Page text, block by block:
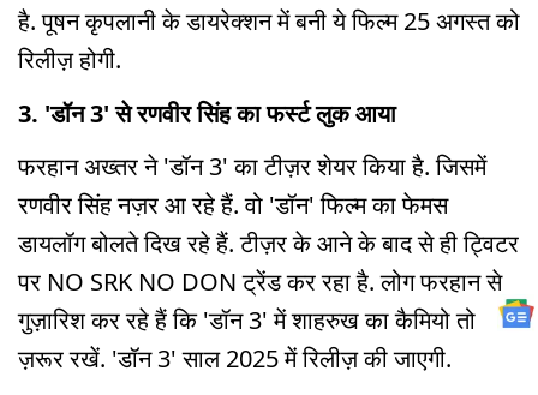
है. पूषन कृपलानी के डायरेक्शन में बनी ये फिल्म 25 अगस्त को
रिलीज़ होगी.
3. 'डॉन 3' से रणवीर सिंह का फर्स्ट लुक आया
फरहान अख्तर ने 'डॉन 3' का टीज़र शेयर किया है. जिसमें
रणवीर सिंह नज़र आ रहे हैं. वो 'डॉन' फिल्म का फेमस
डायलॉग बोलते दिख रहे हैं. टीज़र के आने के बाद से ही ट्विटर
पर NO SRK NO DON ट्रेंड कर रहा है. लोग फरहान से
गुज़ारिश कर रहे हैं कि 'डॉन 3' में शाहरुख का कैमियो तो
ज़रूर रखें. 'डॉन 3' साल 2025 में रिलीज़ की जाएगी.